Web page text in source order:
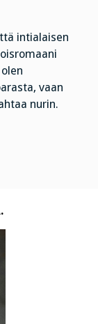
intialaisen
vaan
nurin.